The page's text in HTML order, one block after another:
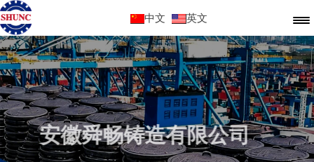
中文 英文
安徽舜畅铸造有限公司